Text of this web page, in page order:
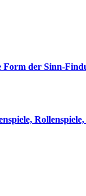
Form der Sinn-